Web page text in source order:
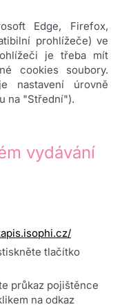
Edge, Firefox,
prohlížeče) ve
je třeba mít
cookies soubory.
nastavení úrovně
na "Střední").
vydávání
tlačítko
průkaz pojištěnce
na odkaz